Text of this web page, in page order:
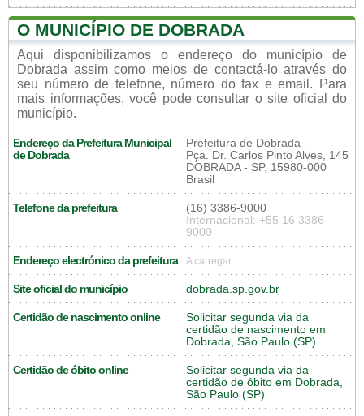
O MUNICÍPIO DE DOBRADA
Aqui disponibilizamos o endereço do município de
Dobrada assim como meios de contactá-lo através do
seu número de telefone, número do fax e email. Para
mais informações, você pode consultar o site oficial do
município.
Endereço da Prefeitura Municipal
de Dobrada
Prefeitura de Dobrada
Pça. Dr. Carlos Pinto Alves, 145
DOBRADA - SP, 15980-000
Brasil
Telefone da prefeitura
(16) 3386-9000
Internacional: +55 16 3386-
9000
Endereço electrónico da prefeitura A carregar...
Site oficial do município dobrada.sp.gov.br
Certidão de nascimento online
Solicitar segunda via da
certidão de nascimento em
Dobrada, São Paulo (SP)
Certidão de óbito online
Solicitar segunda via da
certidão de óbito em Dobrada,
São Paulo (SP)